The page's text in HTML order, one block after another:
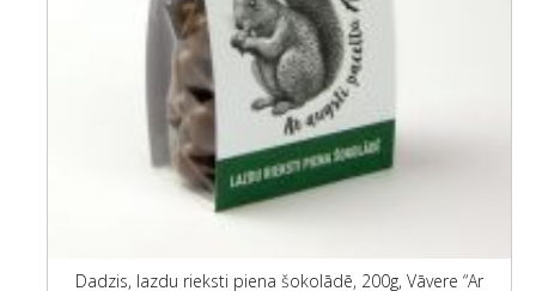
Dadzis, lazdu rieksti piena šokolādē, 200g, Vāvere “Ar